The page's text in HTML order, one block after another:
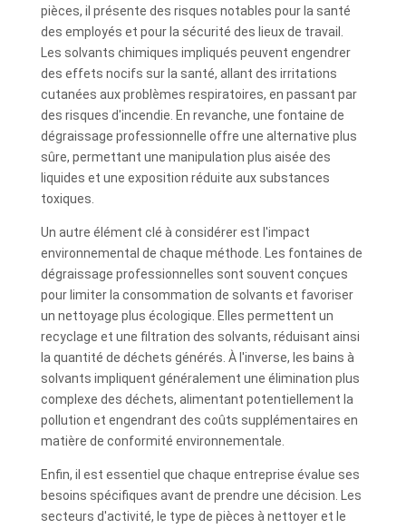
pièces, il présente des risques notables pour la santé
des employés et pour la sécurité des lieux de travail.
Les solvants chimiques impliqués peuvent engendrer
des effets nocifs sur la santé, allant des irritations
cutanées aux problèmes respiratoires, en passant par
des risques d'incendie. En revanche, une fontaine de
dégraissage professionnelle offre une alternative plus
sûre, permettant une manipulation plus aisée des
liquides et une exposition réduite aux substances
toxiques.
Un autre élément clé à considérer est l'impact
environnemental de chaque méthode. Les fontaines de
dégraissage professionnelles sont souvent conçues
pour limiter la consommation de solvants et favoriser
un nettoyage plus écologique. Elles permettent un
recyclage et une filtration des solvants, réduisant ainsi
la quantité de déchets générés. À l'inverse, les bains à
solvants impliquent généralement une élimination plus
complexe des déchets, alimentant potentiellement la
pollution et engendrant des coûts supplémentaires en
matière de conformité environnementale.
Enfin, il est essentiel que chaque entreprise évalue ses
besoins spécifiques avant de prendre une décision. Les
secteurs d'activité, le type de pièces à nettoyer et le